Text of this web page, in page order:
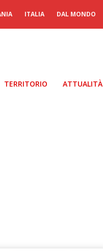
ITALIA DAL MONDO
TERRITORIO ATTUALITÀ